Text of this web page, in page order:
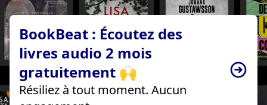
BookBeat : Écoutez des
livres audio 2 mois
gratuitement 🙌
Résiliez à tout moment. Aucun